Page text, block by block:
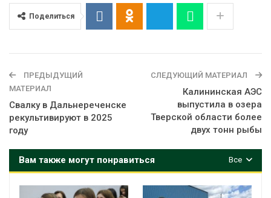
Поделиться
ПРЕДЫДУЩИЙ
МАТЕРИАЛ
Свалку в Дальнереченске
рекультивируют в 2025
году
СЛЕДУЮЩИЙ МАТЕРИАЛ
Калининская АЭС
выпустила в озера
Тверской области более
двух тонн рыбы
Все
Вам также могут понравиться